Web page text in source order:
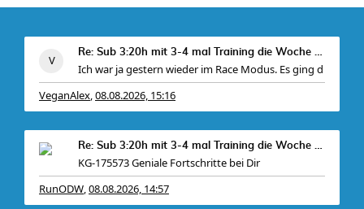
Re: Sub 3:20h mit 3-4 mal Training die Woche machb
Ich war ja gestern wieder im Race Modus. Es ging d
VeganAlex,08.08.2026, 15:16
Re: Sub 3:20h mit 3-4 mal Training die Woche machb
KG-175573 Geniale Fortschritte bei Dir
, zudem
RunODW,08.08.2026, 14:57